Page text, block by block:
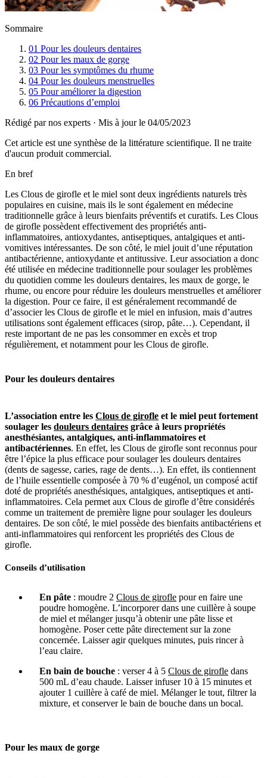
Sommaire
01 Pour les douleurs dentaires
02 Pour les maux de gorge
03 Pour les symptômes du rhume
04 Pour les douleurs menstruelles
05 Pour améliorer la digestion
06 Précautions d’emploi
Rédigé par nos experts · Mis à jour le 04/05/2023
Cet article est une synthèse de la littérature scientifique. Il ne traite
d'aucun produit commercial.
En bref
Les Clous de girofle et le miel sont deux ingrédients naturels très
populaires en cuisine, mais ils le sont également en médecine
traditionnelle grâce à leurs bienfaits préventifs et curatifs. Les Clous
de girofle possèdent effectivement des propriétés anti-
inflammatoires, antioxydantes, antiseptiques, antalgiques et anti-
vomitives intéressantes. De son côté, le miel jouit d’une réputation
antibactérienne, antioxydante et antitussive. Leur association a donc
été utilisée en médecine traditionnelle pour soulager les problèmes
du quotidien comme les douleurs dentaires, les maux de gorge, le
rhume, ou encore pour réduire les douleurs menstruelles et améliorer
la digestion. Pour ce faire, il est généralement recommandé de
d’associer les Clous de girofle et le miel en infusion, mais d’autres
utilisations sont également efficaces (sirop, pâte…). Cependant, il
reste important de ne pas les consommer en excès et trop
régulièrement, et notamment pour les Clous de girofle.
Pour les douleurs dentaires
L’association entre les Clous de girofle et le miel peut fortement
soulager les douleurs dentaires grâce à leurs propriétés
anesthésiantes, antalgiques, anti-inflammatoires et
antibactériennes. En effet, les Clous de girofle sont reconnus pour
être l’épice la plus efficace pour soulager les douleurs dentaires
(dents de sagesse, caries, rage de dents…). En effet, ils contiennent
de l’huile essentielle composée à 70 % d’eugénol, un composé actif
doté de propriétés anesthésiques, antalgiques, antiseptiques et anti-
inflammatoires. Cela permet aux Clous de girofle d’être considérés
comme un traitement de première ligne pour soulager les douleurs
dentaires. De son côté, le miel possède des bienfaits antibactériens et
anti-inflammatoires qui renforcent les propriétés des Clous de
girofle.
Conseils d’utilisation
En pâte : moudre 2 Clous de girofle pour en faire une
poudre homogène. L’incorporer dans une cuillère à soupe
de miel et mélanger jusqu’à obtenir une pâte lisse et
homogène. Poser cette pâte directement sur la zone
concernée. Laisser agir quelques minutes, puis rincer à
l’eau claire.
En bain de bouche : verser 4 à 5 Clous de girofle dans
500 mL d’eau chaude. Laisser infuser 10 à 15 minutes et
ajouter 1 cuillère à café de miel. Mélanger le tout, filtrer la
mixture, et conserver le bain de bouche dans un bocal.
Pour les maux de gorge